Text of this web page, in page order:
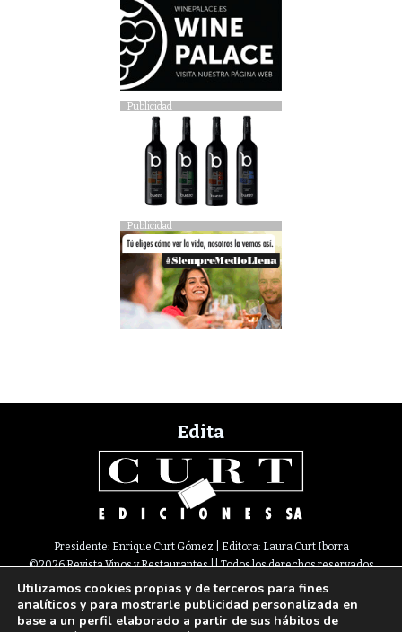
Publicidad
Publicidad
Edita
Presidente: Enrique Curt Gómez | Editora: Laura Curt Iborra
©2026 Revista Vinos y Restaurantes || Todos los derechos reservados
Newsletter Nota legal Política de Cookies Suscripción
Contacto
Paseo de Gracia, 63. 1º 2ª. 08008 Barcelona |933 180 101¦ Fax 933 183 505
Utilizamos cookies propias y de terceros para fines
analíticos y para mostrarle publicidad personalizada en
base a un perfil elaborado a partir de sus hábitos de